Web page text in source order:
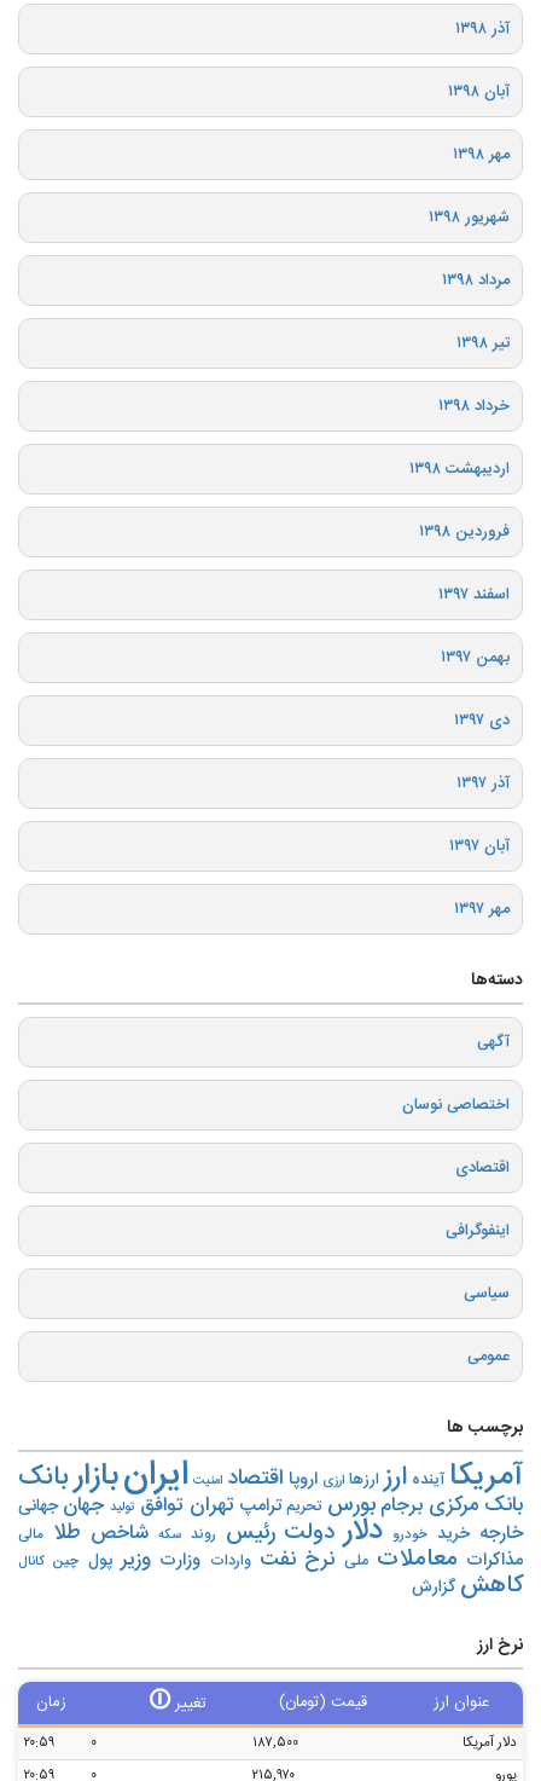
آذر ۱۳۹۸
آبان ۱۳۹۸
مهر ۱۳۹۸
شهریور ۱۳۹۸
مرداد ۱۳۹۸
تیر ۱۳۹۸
خرداد ۱۳۹۸
اردیبهشت ۱۳۹۸
فروردین ۱۳۹۸
اسفند ۱۳۹۷
بهمن ۱۳۹۷
دی ۱۳۹۷
آذر ۱۳۹۷
آبان ۱۳۹۷
مهر ۱۳۹۷
دسته‌ها
آگهی
اختصاصی نوسان
اقتصادی
اینفوگرافی
سیاسی
عمومی
برچسب ها
آمریکا آینده ارز ارزها ارزی اروپا اقتصاد امنیت ایرانبازاربانک
بانک مرکزی برجامبورس تحریم‌ ترامپ تهران توافق تولید جهان جهانی
خارجه خرید خودرو دلار دولت رئیس روند سکه شاخص طلا مالی
مذاکرات معاملات ملی نرخ نفت واردات وزارت وزیر پول چین کانال
کاهش گزارش
نرخ ارز
عنوان ارز قیمت (تومان) تغییر🛈 زمان
دلار آمریکا ۱۸۷,۵۰۰ ۰
۲۰:۵۹
یورو
۲۱۵,۹۷۰ ۰ ۲۰:۵۹